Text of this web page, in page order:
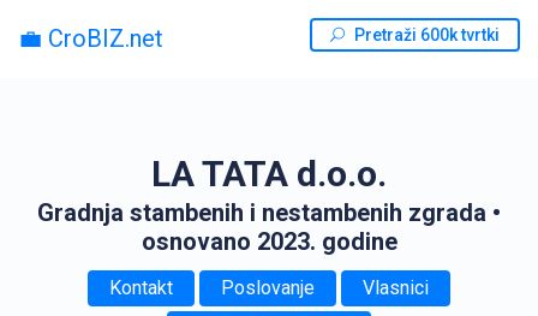
💼 CroBIZ.net Pretraži 600k tvrtki
LA TATA d.o.o.
Gradnja stambenih i nestambenih zgrada •
osnovano 2023. godine
Kontakt Poslovanje
Vlasnici